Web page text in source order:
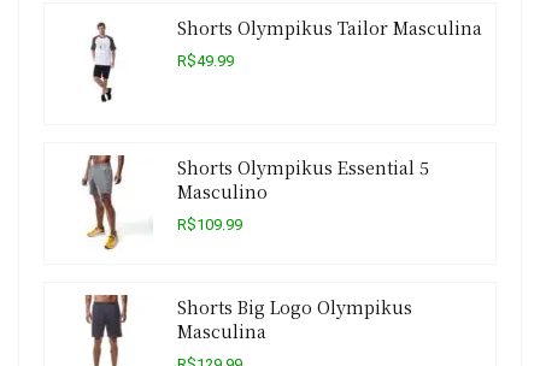
Shorts Olympikus Tailor Masculina
R$49.99
Shorts Olympikus Essential 5
Masculino
R$109.99
Shorts Big Logo Olympikus
Masculina